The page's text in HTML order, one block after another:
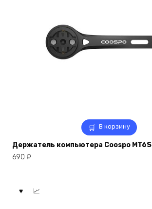
В корзину
Держатель компьютера Coospo MT6S
690 ₽